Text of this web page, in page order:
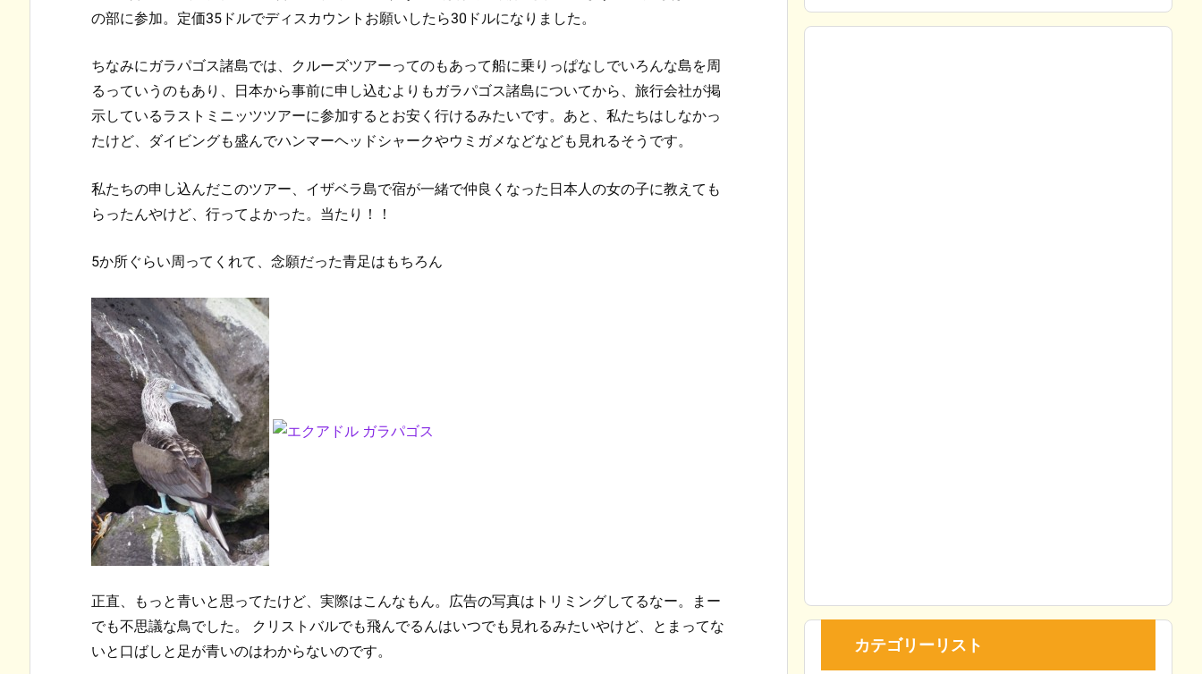
の部に参加。定価35ドルでディスカウントお願いしたら30ドルになりました。
ちなみにガラパゴス諸島では、クルーズツアーってのもあって船に乗りっぱなしでいろんな島を周
るっていうのもあり、日本から事前に申し込むよりもガラパゴス諸島についてから、旅行会社が掲
示しているラストミニッツツアーに参加するとお安く行けるみたいです。あと、私たちはしなかっ
たけど、ダイビングも盛んでハンマーヘッドシャークやウミガメなどなども見れるそうです。
私たちの申し込んだこのツアー、イザベラ島で宿が一緒で仲良くなった日本人の女の子に教えても
らったんやけど、行ってよかった。当たり！！
5か所ぐらい周ってくれて、念願だった青足はもちろん
正直、もっと青いと思ってたけど、実際はこんなもん。広告の写真はトリミングしてるなー。まー
でも不思議な鳥でした。 クリストバルでも飛んでるんはいつでも見れるみたいやけど、とまってな
いと口ばしと足が青いのはわからないのです。
カテゴリーリスト